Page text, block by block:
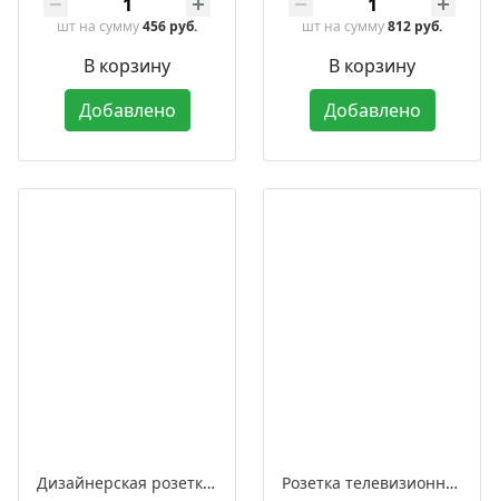
шт на сумму456 руб.
В корзину
Добавлено
шт на сумму812 руб.
В корзину
Добавлено
Дизайнерская розетка для интернета встраиваемая, серия «ЛАХТА» / «ЛАХТА Оптима» Розетка телевизионная дизайнерская оконечная встраиваемая, серия «ЛАХТА» / «ЛАХТА Оптима»